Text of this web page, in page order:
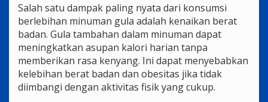
Salah satu dampak paling nyata dari konsumsi
berlebihan minuman gula adalah kenaikan berat
badan. Gula tambahan dalam minuman dapat
meningkatkan asupan kalori harian tanpa
memberikan rasa kenyang. Ini dapat menyebabkan
kelebihan berat badan dan obesitas jika tidak
diimbangi dengan aktivitas fisik yang cukup.